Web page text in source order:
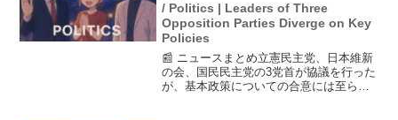
/ Politics | Leaders of Three
Opposition Parties Diverge on Key
Policies
📰 ニュースまとめ立憲民主党、日本維新
の会、国民民主党の3党首が協議を行った
が、基本政策についての合意には至らな